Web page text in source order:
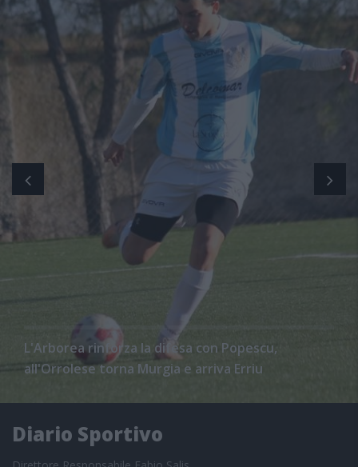
L'Arborea rinforza la difesa con Popescu,
all'Orrolese torna Murgia e arriva Erriu
Diario Sportivo